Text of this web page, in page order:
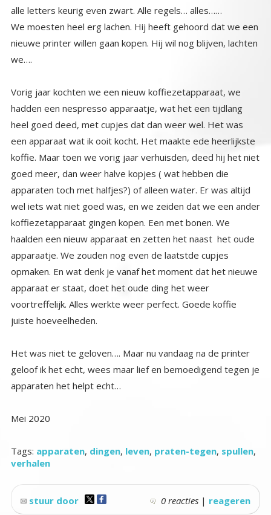
alle letters keurig even zwart. Alle regels… alles……
We moesten heel erg lachen. Hij heeft gehoord dat we een
nieuwe printer willen gaan kopen. Hij wil nog blijven, lachten
we….
Vorig jaar kochten we een nieuw koffiezetapparaat, we
hadden een nespresso apparaatje, wat het een tijdlang
heel goed deed, met cupjes dat dan weer wel. Het was
een apparaat wat ik ooit kocht. Het maakte ede heerlijkste
koffie. Maar toen we vorig jaar verhuisden, deed hij het niet
goed meer, dan weer halve kopjes ( wat hebben die
apparaten toch met halfjes?) of alleen water. Er was altijd
wel iets wat niet goed was, en we zeiden dat we een ander
koffiezetapparaat gingen kopen. Een met bonen. We
haalden een nieuw apparaat en zetten het naast het oude
apparaatje. We zouden nog even de laatstde cupjes
opmaken. En wat denk je vanaf het moment dat het nieuwe
apparaat er staat, doet het oude ding het weer
voortreffelijk. Alles werkte weer perfect. Goede koffie
juiste hoeveelheden.
Het was niet te geloven…. Maar nu vandaag na de printer
geloof ik het echt, wees maar lief en bemoedigend tegen je
apparaten het helpt echt…
Mei 2020
Tags: apparaten, dingen, leven, praten-tegen, spullen,
verhalen
0 reacties | reageren
stuur door